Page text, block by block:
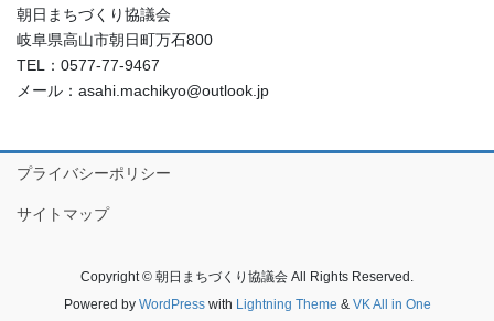
朝日まちづくり協議会
岐阜県高山市朝日町万石800
TEL：0577-77-9467
メール：asahi.machikyo@outlook.jp
プライバシーポリシー
サイトマップ
Copyright © 朝日まちづくり協議会 All Rights Reserved.
Powered by WordPresswith Lightning Theme & VK All in One